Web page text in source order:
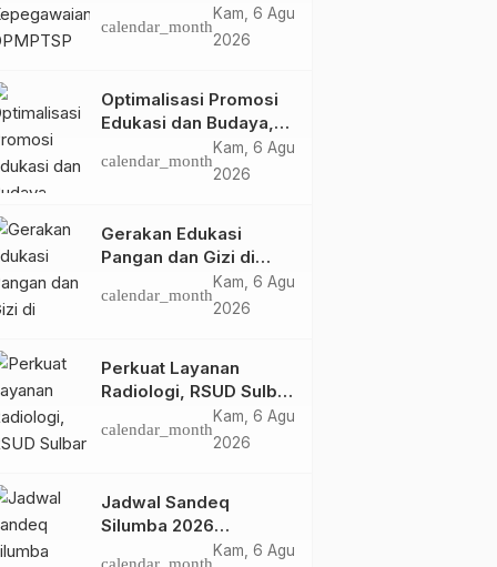
Daerah Headline
DPMPTSP Sulbar Siap
Terapkan Aplikasi
calendar_month
Kam, 6 Agu
2026
Optimalisasi Promosi
Edukasi dan Budaya,
Anjungan Provinsi
Sulawesi Barat Perkuat
TMII
calendar_month
Kam, 6 Agu
2026
Gerakan Edukasi
Pangan dan Gizi di
Mamasa: Tingkatkan
Pengetahuan dan
calendar_month
Kam, 6 Agu
2026
Perkuat Layanan
Radiologi, RSUD Sulbar
Sambut Kembali dr. Iis
Imelda, Sp.Rad
calendar_month
Kam, 6 Agu
2026
Jadwal Sandeq
Silumba 2026
Kam, 6 Agu